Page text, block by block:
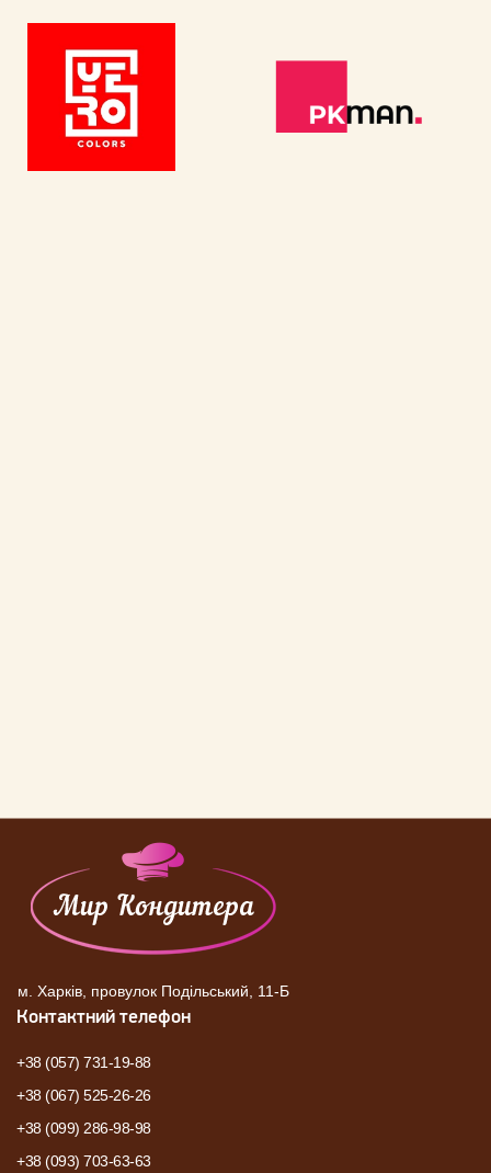
м. Харків, провулок Подільський, 11-Б
Контактний телефон
+38 (057) 731-19-88
+38 (067) 525-26-26
+38 (099) 286-98-98
+38 (093) 703-63-63